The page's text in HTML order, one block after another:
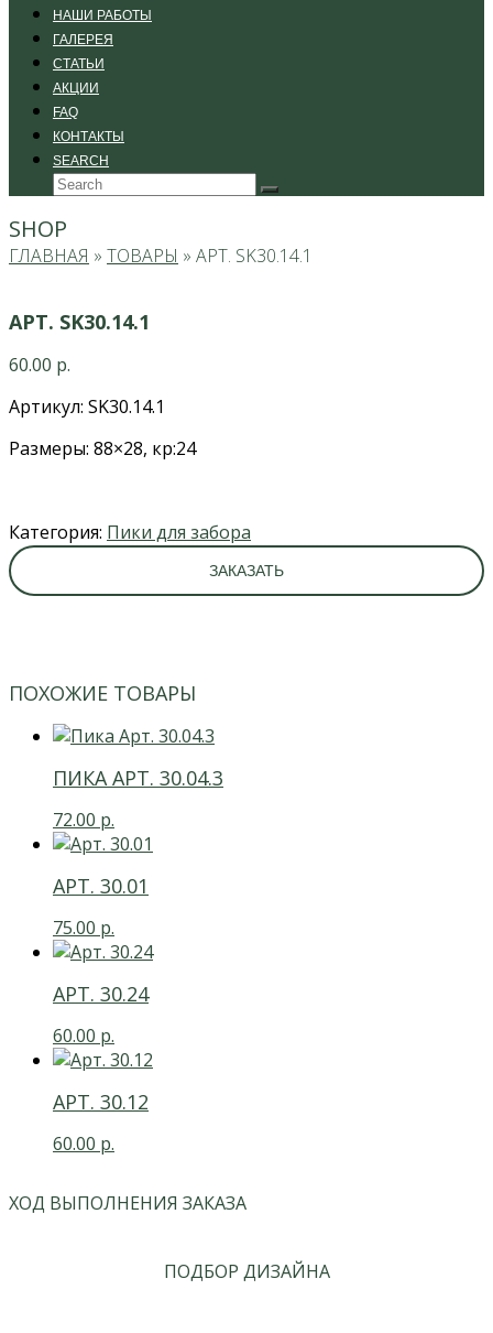
НАШИ РАБОТЫ
ГАЛЕРЕЯ
СТАТЬИ
АКЦИИ
FAQ
КОНТАКТЫ
SEARCH
Search
Submit
SHOP
ГЛАВНАЯ » ТОВАРЫ » АРТ. SK30.14.1
АРТ. SK30.14.1
60.00 р.
Артикул: SK30.14.1
Размеры: 88×28, кр:24
Категория: Пики для забора
ЗАКАЗАТЬ
ПОХОЖИЕ ТОВАРЫ
ПИКА АРТ. 30.04.3
72.00 р.
АРТ. 30.01
75.00 р.
АРТ. 30.24
60.00 р.
АРТ. 30.12
60.00 р.
ХОД ВЫПОЛНЕНИЯ ЗАКАЗА
ПОДБОР ДИЗАЙНА